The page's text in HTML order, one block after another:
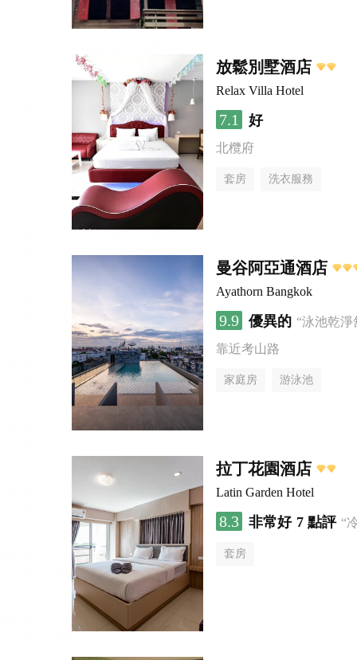
放鬆別墅酒店
Relax Villa Hotel
7.1 好
北欖府
套房 洗衣服務
曼谷阿亞通酒店
Ayathorn Bangkok
9.9 優異的 “泳池乾
靠近考山路
家庭房 游泳池
拉丁花園酒店
Latin Garden Hotel
8.3 非常好 7 點評 “
套房